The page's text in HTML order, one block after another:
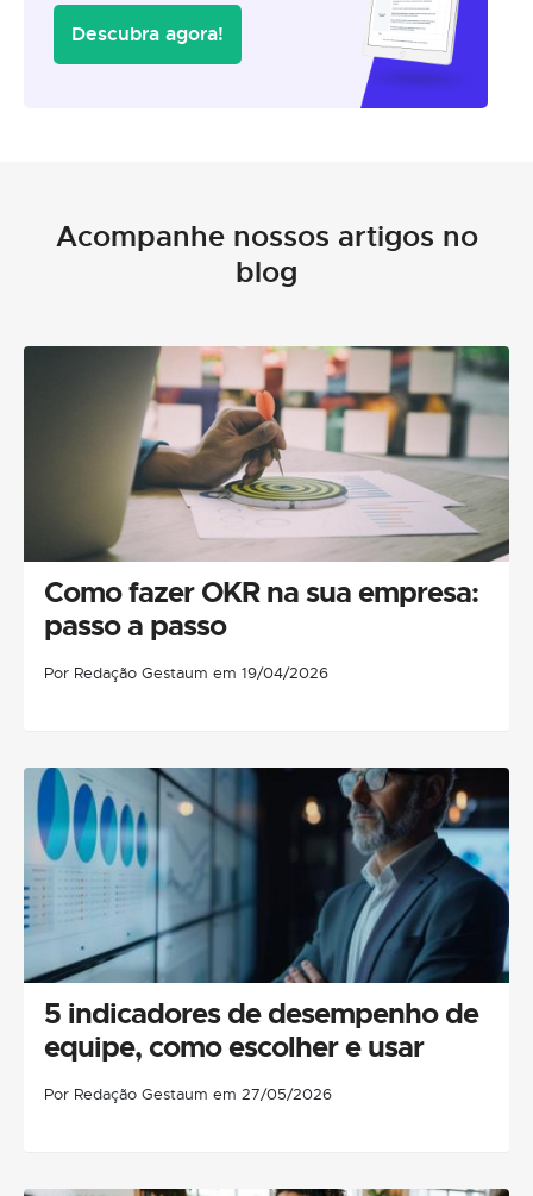
Descubra agora!
Acompanhe nossos artigos no
blog
Como fazer OKR na sua empresa:
passo a passo
Por Redação Gestaum em 19/04/2026
5 indicadores de desempenho de
equipe, como escolher e usar
Por Redação Gestaum em 27/05/2026